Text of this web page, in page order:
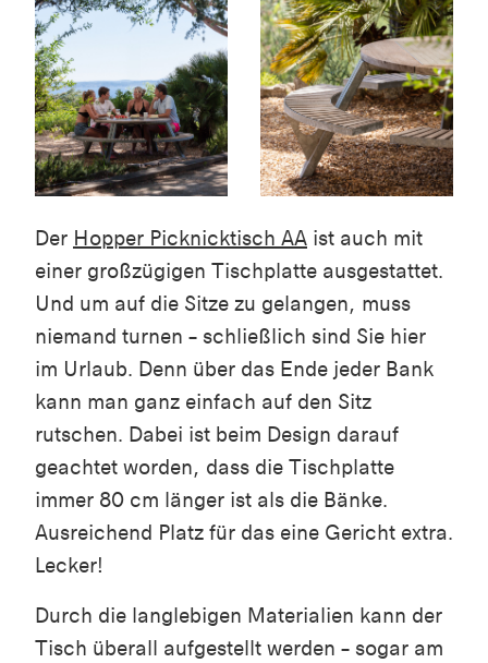
Der Hopper Picknicktisch AA ist auch mit
einer großzügigen Tischplatte ausgestattet.
Und um auf die Sitze zu gelangen, muss
niemand turnen – schließlich sind Sie hier
im Urlaub. Denn über das Ende jeder Bank
kann man ganz einfach auf den Sitz
rutschen. Dabei ist beim Design darauf
geachtet worden, dass die Tischplatte
immer 80 cm länger ist als die Bänke.
Ausreichend Platz für das eine Gericht extra.
Lecker!
Durch die langlebigen Materialien kann der
Tisch überall aufgestellt werden – sogar am